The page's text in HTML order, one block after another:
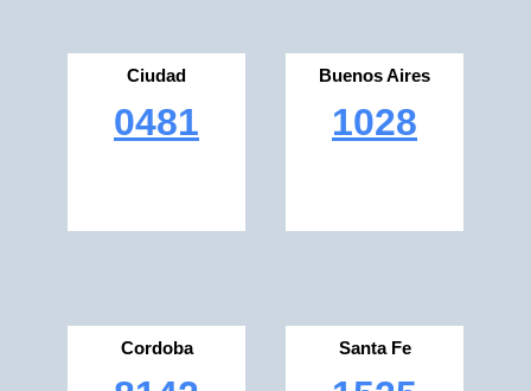
Ciudad
0481
Buenos Aires
1028
Cordoba Santa Fe